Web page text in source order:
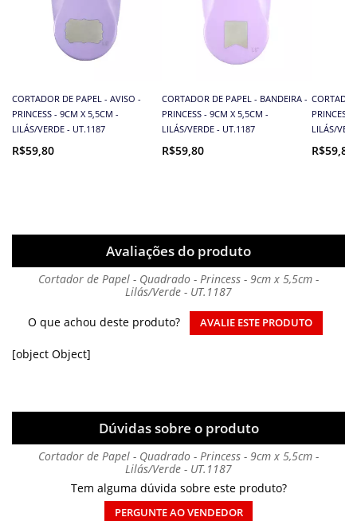
CORTADOR DE PAPEL - AVISO -
PRINCESS - 9CM X 5,5CM -
LILÁS/VERDE - UT.1187
R$59,80
CORTADOR DE PAPEL - BANDEIRA -
PRINCESS - 9CM X 5,5CM -
LILÁS/VERDE - UT.1187
R$59,80
LILÁS/
R$59,80
Avaliações do produto
Cortador de Papel - Quadrado - Princess - 9cm x 5,5cm -
Lilás/Verde - UT.1187
O que achou deste produto?
AVALIE ESTE PRODUTO
[object Object]
Dúvidas sobre o produto
Cortador de Papel - Quadrado - Princess - 9cm x 5,5cm -
Lilás/Verde - UT.1187
Tem alguma dúvida sobre este produto?
PERGUNTE AO VENDEDOR